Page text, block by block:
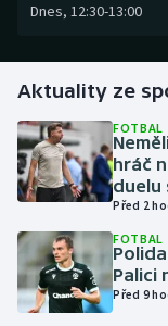
Golf
Gymnastika
Házená
Jezdectví
Judo
Dnes, 12:30-13:00
Aktuality ze
FOTBAL
hráč
duelu
Před 2
FOTBAL
Palici
Před 9